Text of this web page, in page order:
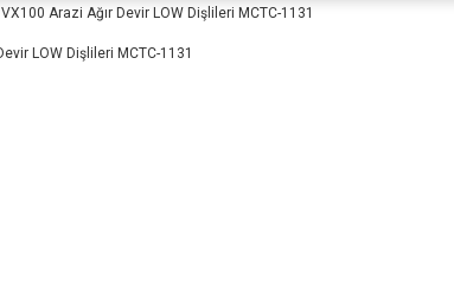
VX100 Arazi Ağır Devir LOW Dişlileri MCTC-1131